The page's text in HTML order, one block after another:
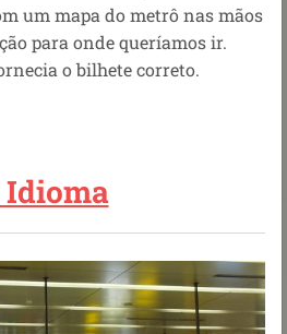
um mapa do metrô nas mãos
para onde queríamos ir.
o bilhete correto.
Idioma